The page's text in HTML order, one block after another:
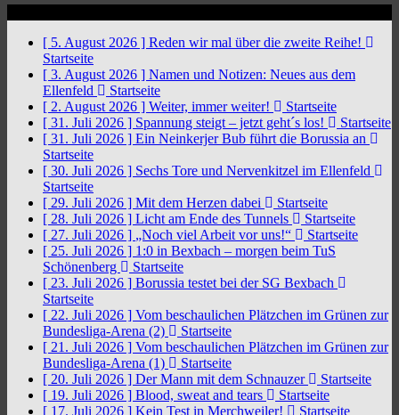
[ 5. August 2026 ] Reden wir mal über die zweite Reihe!
Startseite
[ 3. August 2026 ] Namen und Notizen: Neues aus dem
Ellenfeld
Startseite
[ 2. August 2026 ] Weiter, immer weiter!
Startseite
[ 31. Juli 2026 ] Spannung steigt – jetzt geht´s los!
Startseite
[ 31. Juli 2026 ] Ein Neinkerjer Bub führt die Borussia an
Startseite
[ 30. Juli 2026 ] Sechs Tore und Nervenkitzel im Ellenfeld
Startseite
[ 29. Juli 2026 ] Mit dem Herzen dabei
Startseite
[ 28. Juli 2026 ] Licht am Ende des Tunnels
Startseite
[ 27. Juli 2026 ] „Noch viel Arbeit vor uns!“
Startseite
[ 25. Juli 2026 ] 1:0 in Bexbach – morgen beim TuS
Schönenberg
Startseite
[ 23. Juli 2026 ] Borussia testet bei der SG Bexbach
Startseite
[ 22. Juli 2026 ] Vom beschaulichen Plätzchen im Grünen zur
Bundesliga-Arena (2)
Startseite
[ 21. Juli 2026 ] Vom beschaulichen Plätzchen im Grünen zur
Bundesliga-Arena (1)
Startseite
[ 20. Juli 2026 ] Der Mann mit dem Schnauzer
Startseite
[ 19. Juli 2026 ] Blood, sweat and tears
Startseite
[ 17. Juli 2026 ] Kein Test in Merchweiler!
Startseite